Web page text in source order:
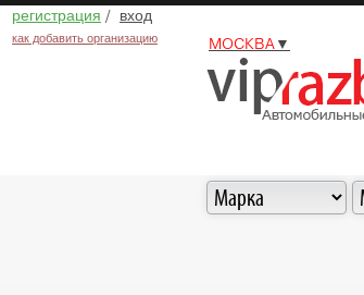
регистрация / вход
как добавить организацию МОСКВА▼